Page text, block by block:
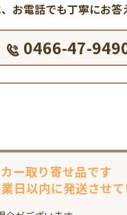
お電話でも丁寧にお答
0466-47-
ー取り寄せ品です
日以内に発送させ